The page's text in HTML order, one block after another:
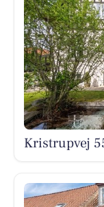
Kristrupvej